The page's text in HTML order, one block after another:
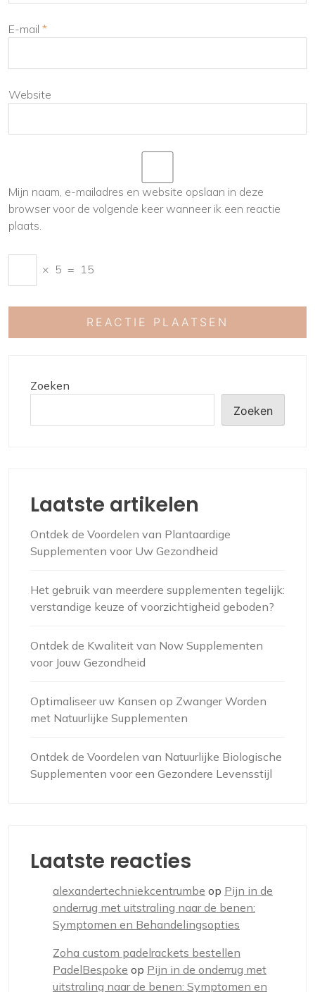
E-mail *
Website
Mijn naam, e-mailadres en website opslaan in deze
browser voor de volgende keer wanneer ik een reactie
plaats.
× 5 = 15
Zoeken
Zoeken
Laatste artikelen
Ontdek de Voordelen van Plantaardige
Supplementen voor Uw Gezondheid
Het gebruik van meerdere supplementen tegelijk:
verstandige keuze of voorzichtigheid geboden?
Ontdek de Kwaliteit van Now Supplementen
voor Jouw Gezondheid
Optimaliseer uw Kansen op Zwanger Worden
met Natuurlijke Supplementen
Ontdek de Voordelen van Natuurlijke Biologische
Supplementen voor een Gezondere Levensstijl
Laatste reacties
alexandertechniekcentrumbe op Pijn in de
onderrug met uitstraling naar de benen:
Symptomen en Behandelingsopties
Zoha custom padelrackets bestellen
PadelBespoke op Pijn in de onderrug met
uitstraling naar de benen: Symptomen en